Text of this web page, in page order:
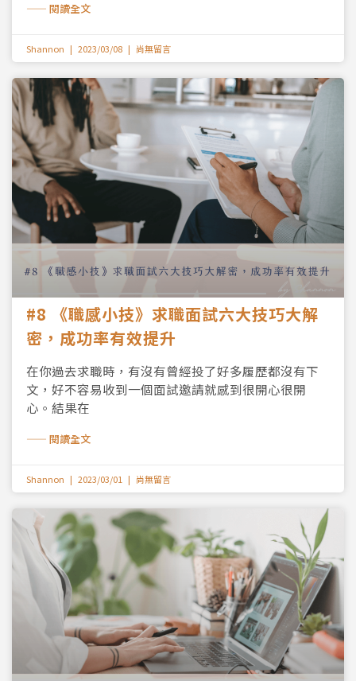
—— 閱讀全文
Shannon 2023/03/08 尚無留言
#8 《職感小技》求職面試六大技巧大解
密，成功率有效提升
在你過去求職時，有沒有曾經投了好多履歷都沒有下
文，好不容易收到一個面試邀請就感到很開心很開
心。結果在
—— 閱讀全文
Shannon 2023/03/01 尚無留言